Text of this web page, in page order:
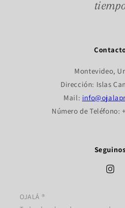
Montevideo,
Dirección: Islas
Mail:
Número de Teléfono:
OJALÁ ®